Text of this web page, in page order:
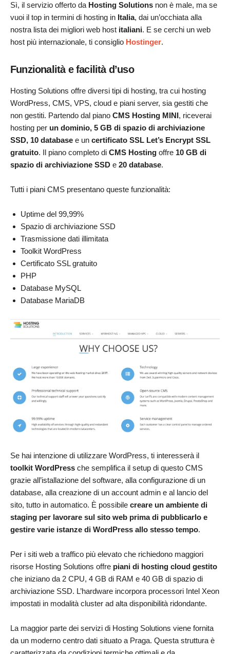
Sì, il servizio offerto da Hosting Solutions non è male, ma se
vuoi il top in termini di hosting in Italia, dai un’occhiata alla
nostra lista dei migliori web host italiani. E se cerchi un web
host più internazionale, ti consiglio Hostinger.
Funzionalità e facilità d’uso
Hosting Solutions offre diversi tipi di hosting, tra cui hosting
WordPress, CMS, VPS, cloud e piani server, sia gestiti che
non gestiti. Partendo dal piano CMS Hosting MINI, riceverai
hosting per un dominio, 5 GB di spazio di archiviazione
SSD, 10 database e un certificato SSL Let’s Encrypt SSL
gratuito. Il piano completo di CMS Hosting offre 10 GB di
spazio di archiviazione SSD e 20 database.
Tutti i piani CMS presentano queste funzionalità:
Uptime del 99,99%
Spazio di archiviazione SSD
Trasmissione dati illimitata
Toolkit WordPress
Certificato SSL gratuito
PHP
Database MySQL
Database MariaDB
Se hai intenzione di utilizzare WordPress, ti interesserà il
toolkit WordPress che semplifica il setup di questo CMS
grazie all’istallazione del software, alla configurazione di un
database, alla creazione di un account admin e al lancio del
sito, tutto in automatico. È possibile creare un ambiente di
staging per lavorare sul sito web prima di pubblicarlo e
gestire varie istanze di WordPress allo stesso tempo.
Per i siti web a traffico più elevato che richiedono maggiori
risorse Hosting Solutions offre piani di hosting cloud gestito
che iniziano da 2 CPU, 4 GB di RAM e 40 GB di spazio di
archiviazione SSD. L’hardware incorpora processori Intel Xeon
impostati in modalità cluster ad alta disponibilità ridondante.
La maggior parte dei servizi di Hosting Solutions viene fornita
da un moderno centro dati situato a Praga. Questa struttura è